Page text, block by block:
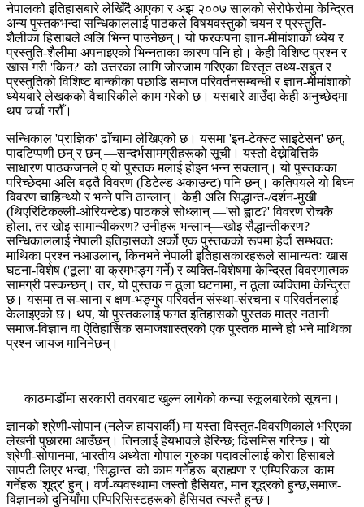
नेपालको इतिहासबारे लेखिँदै आएका र अझ २००७ सालको सेरोफेरोमा केन्द्रित
अन्य पुस्तकभन्दा सन्धिकाललाई पाठकले विषयवस्तुको चयन र प्रस्तुति-
शैलीका हिसाबले अलि भिन्न पाउनेछन्। यो फरकपना ज्ञान-मीमांशाको ध्येय र
प्रस्तुति-शैलीमा अपनाइएको भिन्नताका कारण पनि हो। केही विशिष्ट प्रश्न र
खास गरी 'किन?' को उत्तरका लागि जोरजाम गरिएका विस्तृत तथ्य-सबुत र
प्रस्तुतिको विशिष्ट बान्कीका पछाडि समाज परिवर्तनसम्बन्धी र ज्ञान-मीमांशाको
ध्येयबारे लेखकको वैचारिकीले काम गरेको छ। यसबारे आउँदा केही अनुच्छेदमा
थप चर्चा गरौँ।
सन्धिकाल 'प्राज्ञिक' ढाँचामा लेखिएको छ। यसमा 'इन-टेक्स्ट साइटेसन' छन्,
पादटिप्पणी छन् र छन् —सन्दर्भसामग्रीहरूको सूची। यस्तो देख्नेबित्तिकै
साधारण पाठकजनले ए यो पुस्तक मलाई होइन भन्न सक्लान्। यो पुस्तकका
परिच्छेदमा अलि बढ्तै विवरण (डिटेल्ड अकाउन्ट) पनि छन्। कतिपयले यो बिघ्न
विवरण चाहिन्थ्यो र भन्ने पनि ठान्लान्। केही अलि सिद्धान्त-/दर्शन-मुखी
(थिएरिटिकल्ली-ओरियन्टेड) पाठकले सोध्लान् —'सो ह्वाट?' विवरण रोचकै
होला, तर खोइ सामान्यीकरण? उनीहरू भन्लान्—खोइ सैद्धान्तीकरण?
सन्धिकाललाई नेपाली इतिहासको अर्को एक पुस्तकको रूपमा हेर्दा सम्भवतः
माथिका प्रश्न नआउलान्, किनभने नेपाली इतिहासकारहरूले सामान्यतः खास
घटना-विशेष ('ठूला' वा क्रमभङ्ग गर्ने) र व्यक्ति-विशेषमा केन्द्रित विवरणात्मक
सामग्री पस्कन्छन्। तर, यो पुस्तक न ठूला घटनामा, न ठूला व्यक्तिमा केन्द्रित
छ। यसमा त स-साना र क्षण-भङ्गुर परिवर्तन संस्था-संरचना र परिवर्तनलाई
केलाइएको छ। थप, यो पुस्तकलाई फगत इतिहासको पुस्तक मात्र नठानी
समाज-विज्ञान वा ऐतिहासिक समाजशास्त्रको एक पुस्तक मान्ने हो भने माथिका
प्रश्न जायज मानिनेछन्।
काठमाडौंमा सरकारी तवरबाट खुल्न लागेको कन्या स्कूलबारेको सूचना।
ज्ञानको श्रेणी-सोपान (नलेज हायरार्की) मा यस्ता विस्तृत-विवरणिकाले भरिएका
लेखनी पुछारमा आउँछन्। तिनलाई हेयभावले हेरिन्छ; ढिसमिस गरिन्छ। यो
श्रेणी-सोपानमा, भारतीय अध्येता गोपाल गुरुका पदावलीलाई कोरा हिसाबले
सापटी लिएर भन्दा, 'सिद्धान्त' को काम गर्नेहरू 'ब्राह्मण' र 'एम्पिरिकल' काम
गर्नेहरू 'शूद्र' हुन्। वर्ण-व्यवस्थामा जस्तो हैसियत, मान शूद्रको हुन्छ,समाज-
विज्ञानको दुनियाँमा एम्पिरिसिस्टहरूको हैसियत त्यस्तै हुन्छ।